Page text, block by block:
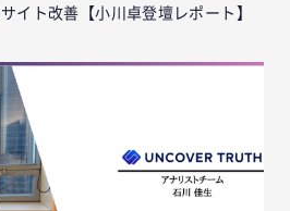
イト改善【小川卓登壇レポート】